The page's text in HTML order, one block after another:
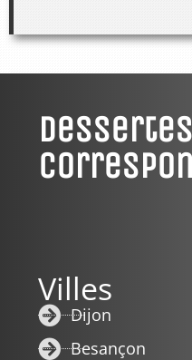
Villes
Dijon
Besançon